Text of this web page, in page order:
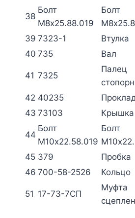
38
Болт
М8х25.88.019
Болт
39 7323-1 Втулка
40 735 Вал
41 7325
Палец
42 40235
43 73103
44
Болт
М10х22.58.019
Болт
45 379 Пробка
46 700-58-2526 Кольцо
51 17-73-7СП
Муфта